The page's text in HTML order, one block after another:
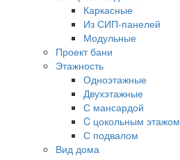
Каркасные
Из СИП-панелей
Модульные
Проект бани
Этажность
Одноэтажные
Двухэтажные
С мансардой
C цокольным этажом
С подвалом
Вид дома